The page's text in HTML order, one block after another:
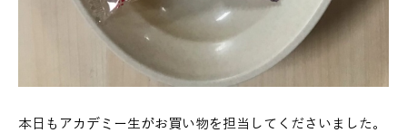
本日もアカデミー生がお買い物を担当してくださいました。